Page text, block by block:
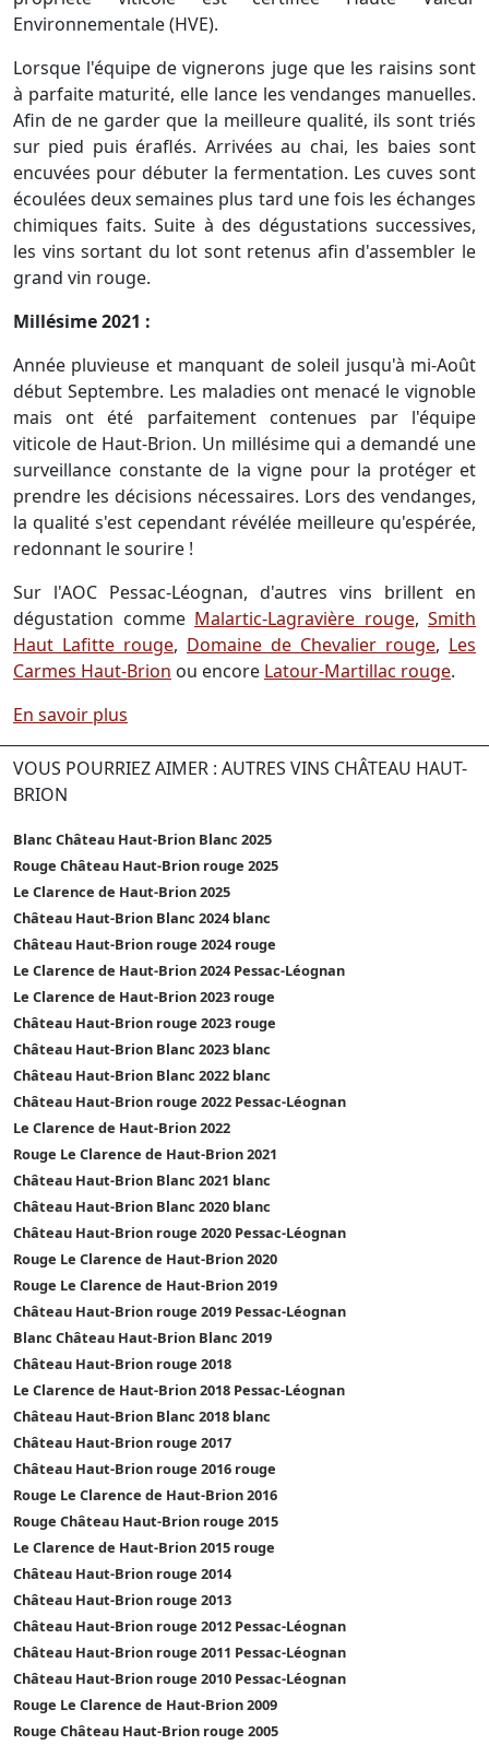
Environnementale (HVE).
Lorsque l'équipe de vignerons juge que les raisins sont
à parfaite maturité, elle lance les vendanges manuelles.
Afin de ne garder que la meilleure qualité, ils sont triés
sur pied puis éraflés. Arrivées au chai, les baies sont
encuvées pour débuter la fermentation. Les cuves sont
écoulées deux semaines plus tard une fois les échanges
chimiques faits. Suite à des dégustations successives,
les vins sortant du lot sont retenus afin d'assembler le
grand vin rouge.
Millésime 2021 :
Année pluvieuse et manquant de soleil jusqu'à mi-Août
début Septembre. Les maladies ont menacé le vignoble
mais ont été parfaitement contenues par l'équipe
viticole de Haut-Brion. Un millésime qui a demandé une
surveillance constante de la vigne pour la protéger et
prendre les décisions nécessaires. Lors des vendanges,
la qualité s'est cependant révélée meilleure qu'espérée,
redonnant le sourire !
Sur l'AOC Pessac-Léognan, d'autres vins brillent en
dégustation comme Malartic-Lagravière rouge, Smith
Haut Lafitte rouge, Domaine de Chevalier rouge, Les
Carmes Haut-Brion ou encore Latour-Martillac rouge.
En savoir plus
VOUS POURRIEZ AIMER : AUTRES VINS CHÂTEAU HAUT-
BRION
Blanc Château Haut-Brion Blanc 2025
Rouge Château Haut-Brion rouge 2025
Le Clarence de Haut-Brion 2025
Château Haut-Brion Blanc 2024 blanc
Château Haut-Brion rouge 2024 rouge
Le Clarence de Haut-Brion 2024 Pessac-Léognan
Le Clarence de Haut-Brion 2023 rouge
Château Haut-Brion rouge 2023 rouge
Château Haut-Brion Blanc 2023 blanc
Château Haut-Brion Blanc 2022 blanc
Château Haut-Brion rouge 2022 Pessac-Léognan
Le Clarence de Haut-Brion 2022
Rouge Le Clarence de Haut-Brion 2021
Château Haut-Brion Blanc 2021 blanc
Château Haut-Brion Blanc 2020 blanc
Château Haut-Brion rouge 2020 Pessac-Léognan
Rouge Le Clarence de Haut-Brion 2020
Rouge Le Clarence de Haut-Brion 2019
Château Haut-Brion rouge 2019 Pessac-Léognan
Blanc Château Haut-Brion Blanc 2019
Château Haut-Brion rouge 2018
Le Clarence de Haut-Brion 2018 Pessac-Léognan
Château Haut-Brion Blanc 2018 blanc
Château Haut-Brion rouge 2017
Château Haut-Brion rouge 2016 rouge
Rouge Le Clarence de Haut-Brion 2016
Rouge Château Haut-Brion rouge 2015
Le Clarence de Haut-Brion 2015 rouge
Château Haut-Brion rouge 2014
Château Haut-Brion rouge 2013
Château Haut-Brion rouge 2012 Pessac-Léognan
Château Haut-Brion rouge 2011 Pessac-Léognan
Château Haut-Brion rouge 2010 Pessac-Léognan
Rouge Le Clarence de Haut-Brion 2009
Rouge Château Haut-Brion rouge 2005